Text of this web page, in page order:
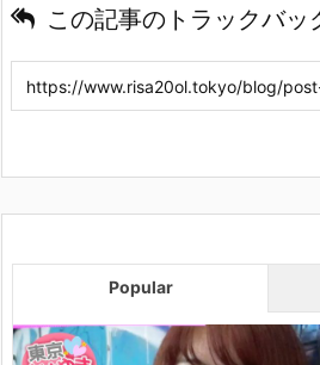
この記事のトラックバッ
Popular